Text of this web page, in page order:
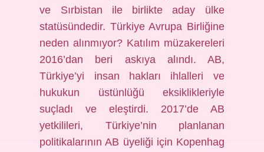
ve Sırbistan ile birlikte aday ülke
statüsündedir. Türkiye Avrupa Birliğine
neden alınmıyor? Katılım müzakereleri
2016’dan beri askıya alındı. AB,
Türkiye’yi insan hakları ihlalleri ve
hukukun üstünlüğü eksiklikleriyle
suçladı ve eleştirdi. 2017’de AB
yetkilileri, Türkiye’nin planlanan
politikalarının AB üyeliği için Kopenhag